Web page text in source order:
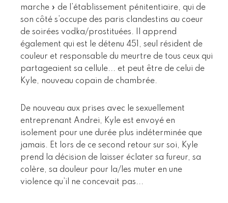
marche » de l’établissement pénitentiaire, qui de
son côté s’occupe des paris clandestins au coeur
de soirées vodka/prostituées. Il apprend
également qui est le détenu 451, seul résident de
couleur et responsable du meurtre de tous ceux qui
partageaient sa cellule... et peut être de celui de
Kyle, nouveau copain de chambrée.
De nouveau aux prises avec le sexuellement
entreprenant Andrei, Kyle est envoyé en
isolement pour une durée plus indéterminée que
jamais. Et lors de ce second retour sur soi, Kyle
prend la décision de laisser éclater sa fureur, sa
colère, sa douleur pour la/les muter en une
violence qu’il ne concevait pas...